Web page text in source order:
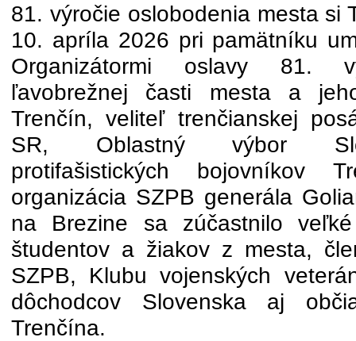
81. výročie oslobodenia mesta si
10. apríla 2026 pri pamätníku
Organizátormi oslavy 81.
ľavobrežnej časti mesta a
Trenčín, veliteľ trenčianskej
SR, Oblastný výbor
protifašistických bojovníkov
organizácia SZPB generála
na Brezine sa zúčastnilo
študentov a žiakov z mesta,
SZPB, Klubu vojenských
dôchodcov Slovenska aj
Trenčína.